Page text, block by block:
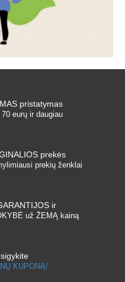
pristatymas
eurų ir daugiau
prekės
prekių ženklai
ir
už ŽEMĄ kainą
KUPONĄ!